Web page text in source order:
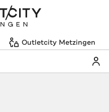
Outletcity Metzingen